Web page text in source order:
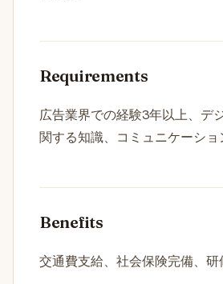
Requirements
広告業界での経験3年以上、デ
関する知識、コミュニケーショ
Benefits
交通費支給、社会保険完備、研